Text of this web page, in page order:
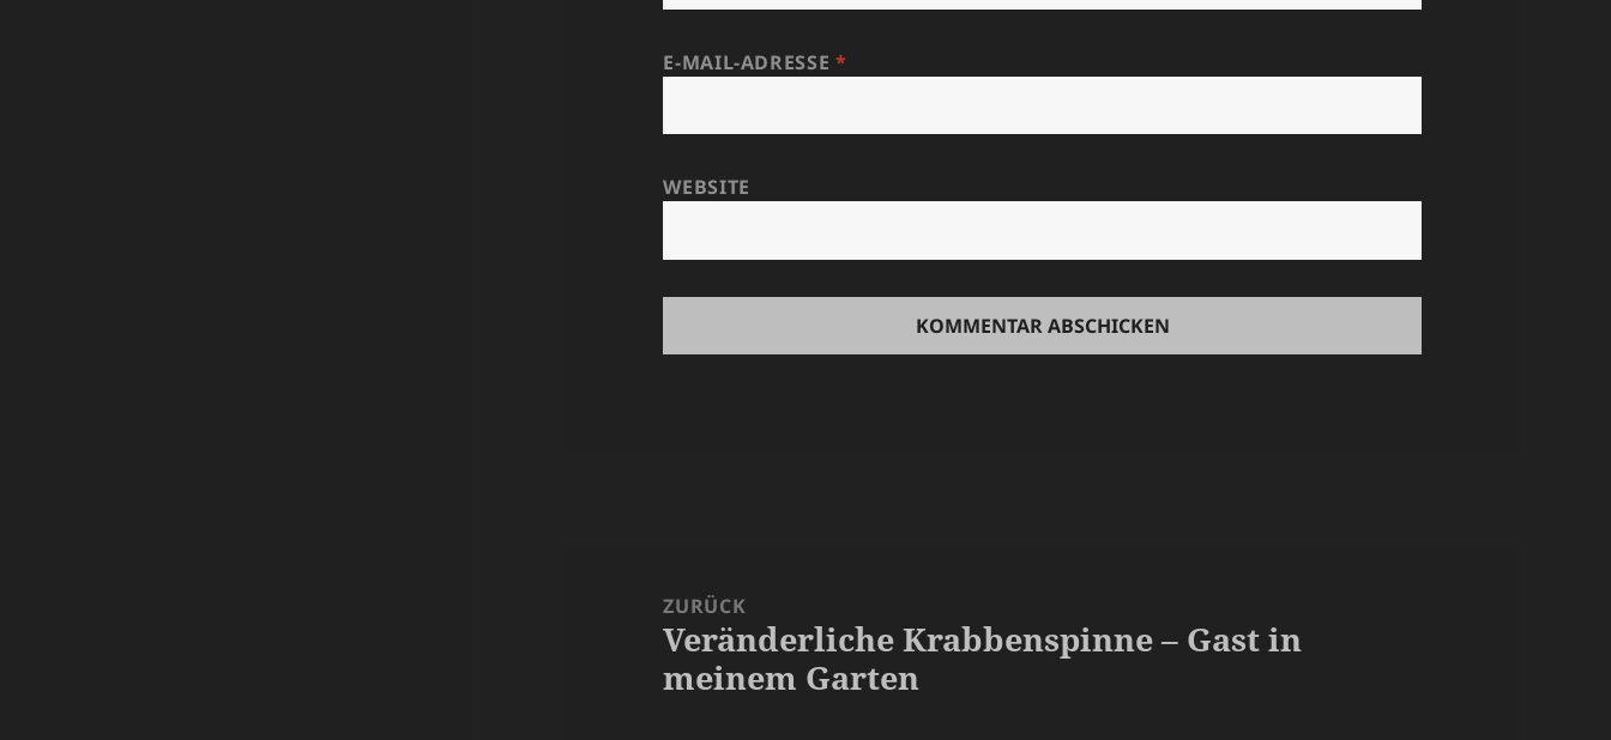
E-MAIL-ADRESSE *
WEBSITE
ZURÜCK
Vorheriger
Beitrag:
Veränderliche Krabbenspinne – Gast in
meinem Garten